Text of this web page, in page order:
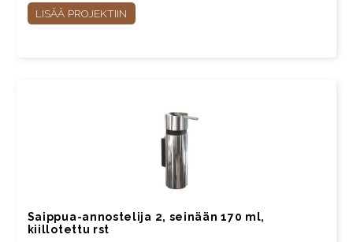
LISÄÄ PROJEKTIIN
Saippua-annostelija 2, seinään 170 ml,
kiillotettu rst